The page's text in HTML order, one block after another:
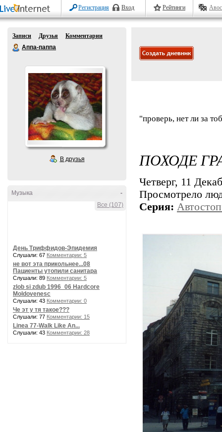
Регистрация Вход Рейтинги
Записи Друзья
Комментарии
Аппа-паппа
В друзья
-
Музыка
Все (107)
День Триффидов-Эпидемия
Слушали: 67 Комментарии: 5
не вот эта прикольнее...08
Пациенты утопили санитара
Слушали: 89 Комментарии: 5
zlob si zdub 1996_06 Hardcore
Moldovenesc
Слушали: 43 Комментарии: 0
Че эт у тя такое???
Слушали: 77 Комментарии: 15
Linea 77-Walk Like An...
Слушали: 43 Комментарии: 28
"проверь, нет ли за
ПОХОДЕ
Четверг, 11
Просмотрело
Серия: